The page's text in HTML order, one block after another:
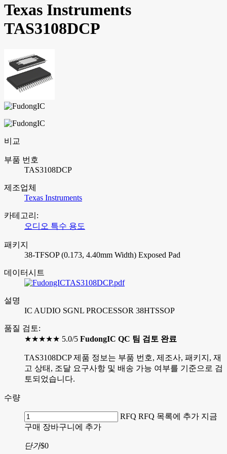
Texas Instruments
TAS3108DCP
비교
부품 번호
TAS3108DCP
제조업체
Texas Instruments
카테고리:
오디오 특수 용도
패키지
38-TFSOP (0.173, 4.40mm Width) Exposed Pad
데이터시트
TAS3108DCP.pdf
설명
IC AUDIO SGNL PROCESSOR 38HTSSOP
품질 검토:
★★★★★ 5.0/5 FudongIC QC 팀 검토 완료
TAS3108DCP 제품 정보는 부품 번호, 제조사, 패키지, 재
고 상태, 조달 요구사항 및 배송 가능 여부를 기준으로 검
토되었습니다.
수량
RFQ RFQ 목록에 추가 지금
구매 장바구니에 추가
단가$0